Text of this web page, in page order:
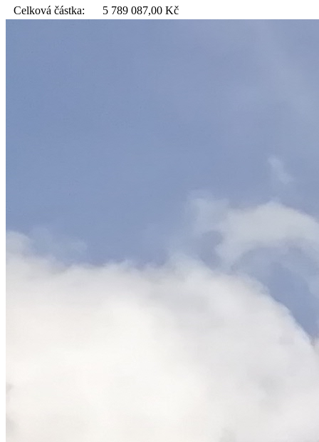
Celková částka: 5 789 087,00 Kč